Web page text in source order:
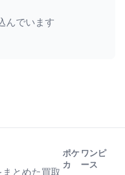
んでいます
とめた買取
ポケ
カ
ワンピ
ース